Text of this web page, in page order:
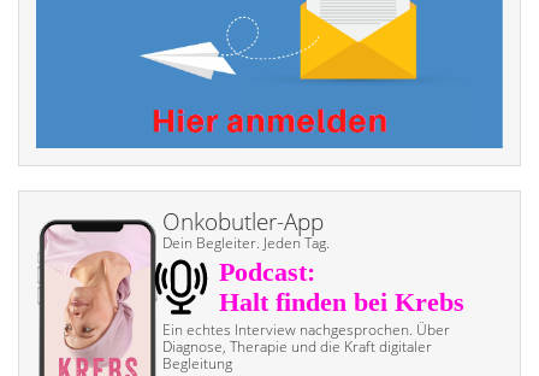
Onkobutler-App
Dein Begleiter. Jeden Tag.
Ein echtes Interview nach­gesprochen. Über
Diagnose, Therapie und die Kraft digitaler
Begleitung